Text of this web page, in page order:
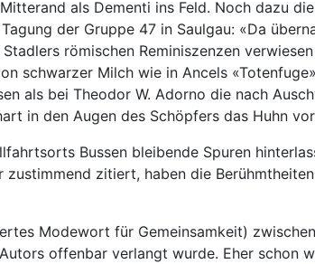
als Dementi ins Feld. Noch dazu
der Gruppe 47 in Saulgau: «Da
römischen Reminiszenzen
schwarzer Milch wie in Ancels
als bei Theodor W. Adorno die nach
in den Augen des Schöpfers das Huhn
Bussen bleibende Spuren
zitiert, haben die
Modewort für Gemeinsamkeit)
offenbar verlangt wurde. Eher schon